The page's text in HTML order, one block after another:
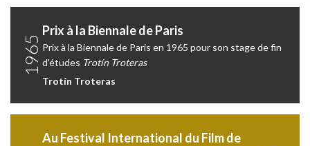
1965
Prix à la Biennale de Paris
Prix à la Biennale de Paris en 1965 pour son stage de fin
d'études Trotín Troteras
Trotín Troteras
Au Festival International du Film de